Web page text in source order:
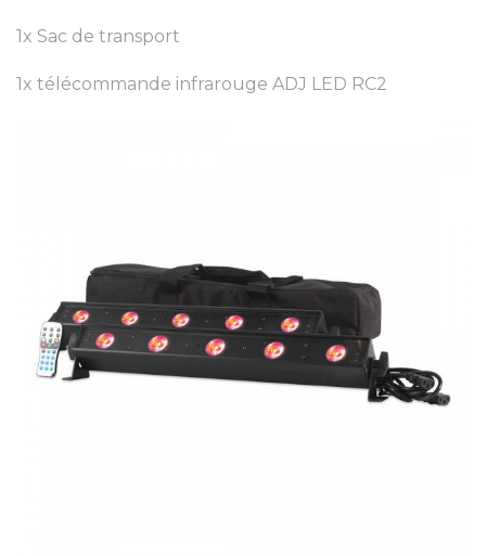
1x Sac de transport
1x télécommande infrarouge ADJ LED RC2